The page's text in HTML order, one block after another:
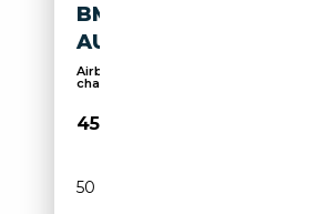
BMW X2 M XDRIVE M35I
AUTO
Airbags latéraux, Déflecteur, Palettes de
changeme...
45 600€
50 840 km